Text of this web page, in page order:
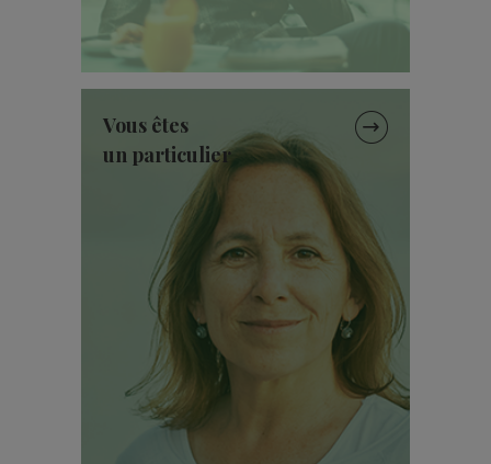
Vous êtes
un particulier